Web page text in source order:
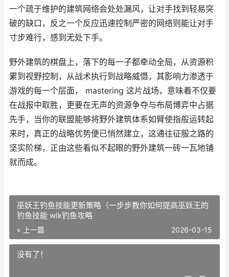
一个疏于维护的建筑网络会处处漏风，让对手找到轻易突
破的缺口，反之一个反应迅速控制严密的网络则能让对手
寸步难行，感到无处下手。
野外建筑的棋盘上，落下的每一子都牵动全局，从资源积
累到视野控制，从战术执行到战略威慑，其影响力渗透于
游戏的每一个层面， mastering 这片战场，意味着不仅要
在战报中取胜，更要在无声的资源争夺与布局博弈中占据
先手，当你的联盟能够将野外建筑体系如臂使指般运转起
来时，真正的战略优势便已悄然建立，这通往征服之路的
坚实阶梯，正由这些看似不起眼的野外建筑一砖一瓦地铺
就而成。
巫妖王钓鱼技能更新策略（一步步教你如何提高巫妖王的
钓鱼技能 wlk钓鱼攻略
« 上一篇 2026-03-15
没有了！